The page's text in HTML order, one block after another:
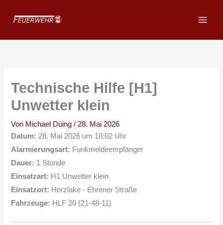
Inhalt
Technische Hilfe [H1]
Unwetter klein
Von Michael Düing/28. Mai 2026
Datum: 28. Mai 2026 um 18:02 Uhr
Alarmierungsart: Funkmeldeempfänger
Dauer: 1 Stunde
Einsatzart: H1 Unwetter klein
Einsatzort: Herzlake - Ehrener Straße
Fahrzeuge: HLF 20 (21-48-11)